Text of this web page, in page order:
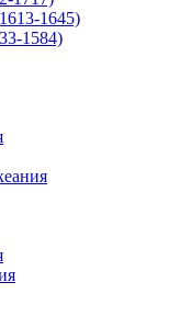
1645)
1584)